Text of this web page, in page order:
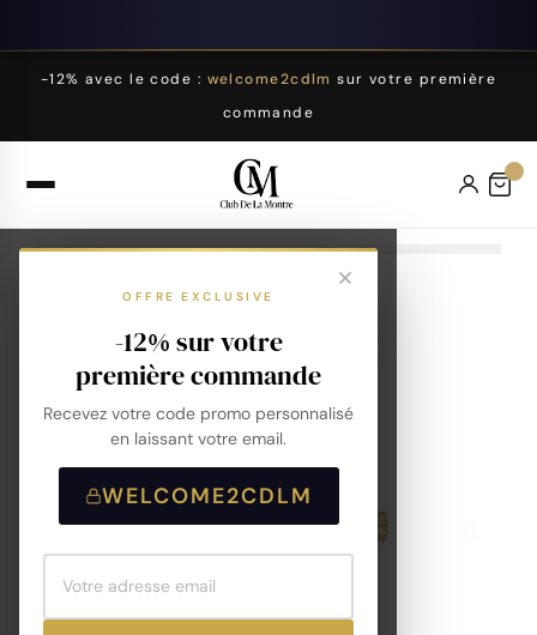
-12% avec le code : welcome2cdlm sur votre première
commande
OFFRE EXCLUSIVE
-12% sur votre
première commande
Recevez votre code promo personnalisé
en laissant votre email.
WELCOME2CDLM